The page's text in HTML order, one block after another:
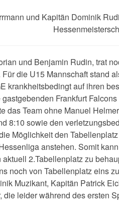
und Kapitän Dominik
und Benjamin Rudin, trat
die U15 Mannschaft stand
krankheitsbedingt auf ihren
Frankfurt
das Team ohne Manuel
8:10 sowie den
Möglichkeit den
anstehen. Somit
2.Tabellenplatz zu
noch von Tabellenplatz eins
Muzikant, Kapitän Patrick
leider während des ersten